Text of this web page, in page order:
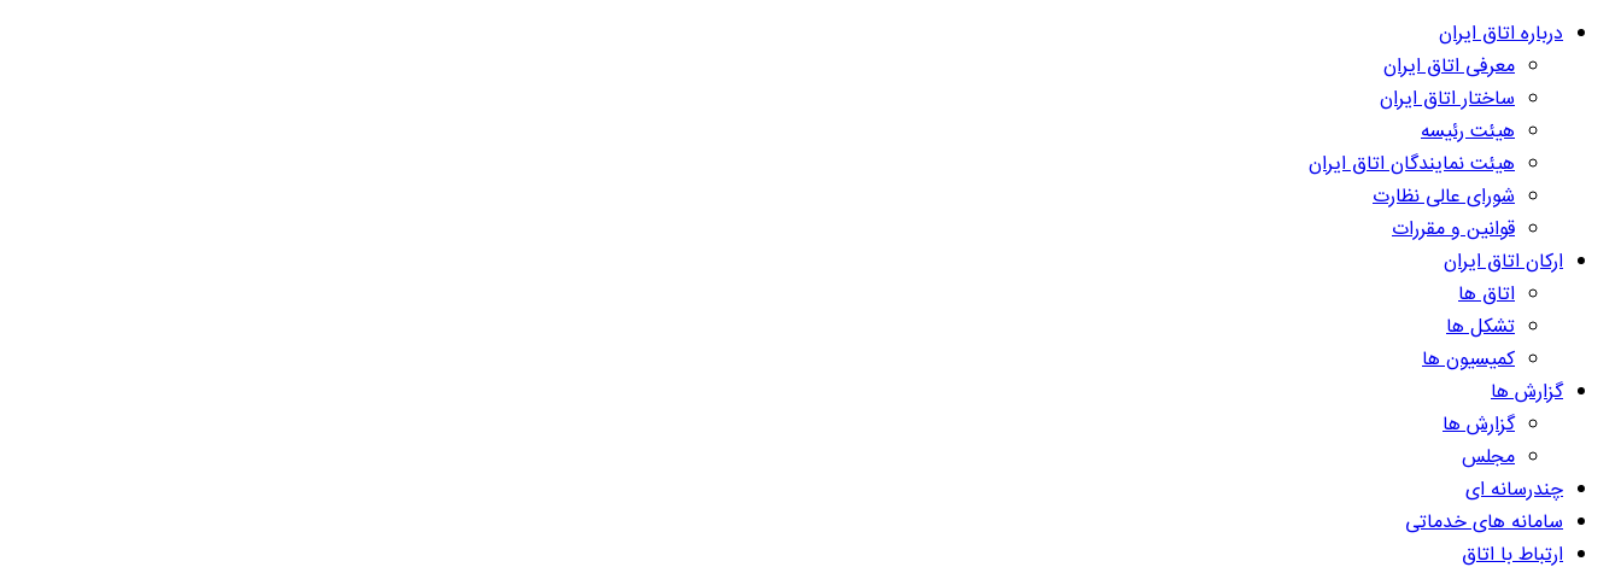
درباره اتاق ایران
معرفی اتاق ایران
ساختار اتاق ایران
هیئت رئیسه
هیئت نمایندگان اتاق ایران
شورای عالی نظارت
قوانین و مقررات
ارکان اتاق ایران
اتاق ها
تشکل ها
کمیسیون ها
گزارش ها
گزارش ها
مجلس
چندرسانه ای
سامانه های خدماتی
ارتباط با اتاق